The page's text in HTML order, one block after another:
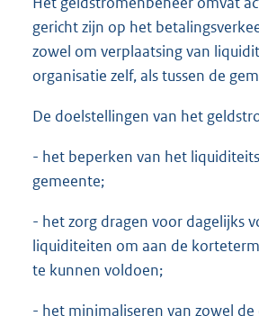
gericht zijn op het
zowel om verplaatsing van
organisatie zelf, als tussen de
De doelstellingen van het
- het beperken van het
gemeente;
- het zorg dragen voor dagelijks
liquiditeiten om aan de
te kunnen voldoen;
- het minimaliseren van zowel de